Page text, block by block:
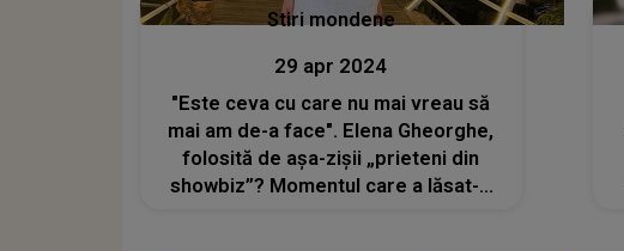
Stiri mondene
29 apr 2024
"Este ceva cu care nu mai vreau să
mai am de-a face". Elena Gheorghe,
folosită de așa-zișii „prieteni din
showbiz”? Momentul care a lăsat-o